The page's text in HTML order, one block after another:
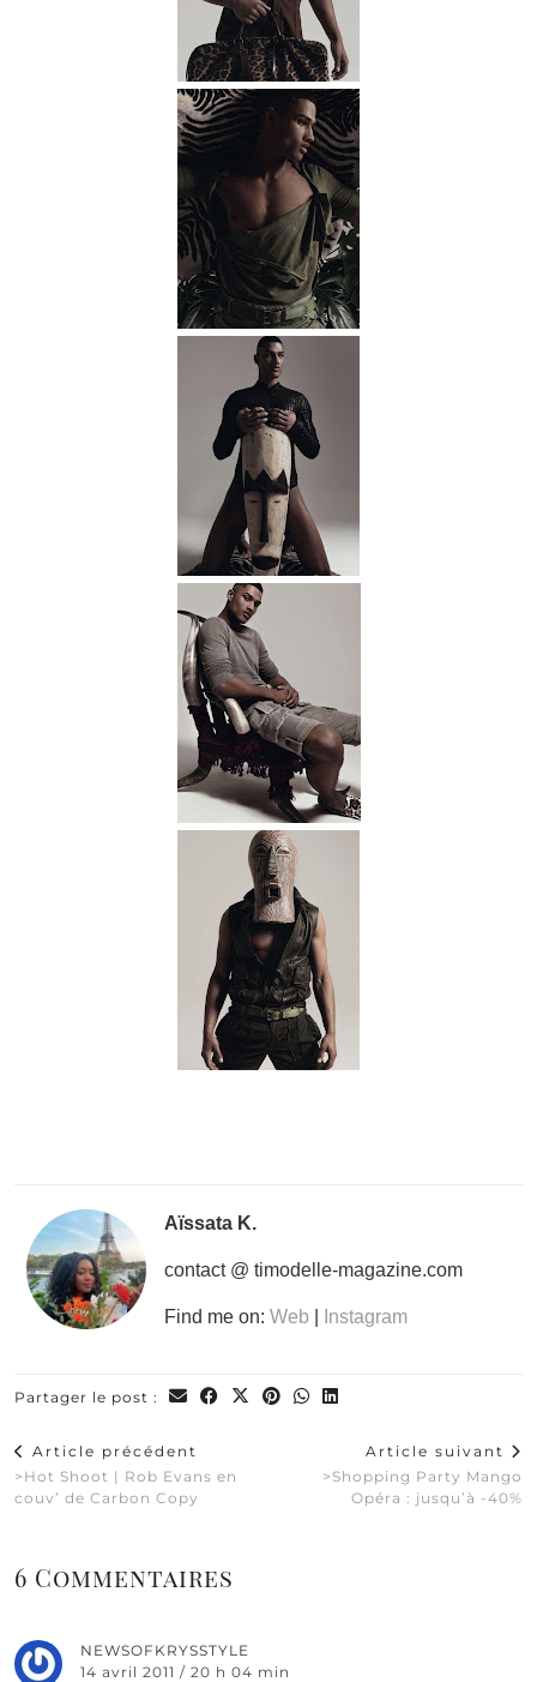
Aïssata K.
contact @ timodelle-magazine.com
Find me on: Web Instagram
Partager le post :
Article précédent
>Hot Shoot | Rob Evans en
couv’ de Carbon Copy
Article suivant
>Shopping Party Mango
Opéra : jusqu’à -40%
6 Commentaires
NEWSOFKRYSSTYLE
14 avril 2011 / 20 h 04 min